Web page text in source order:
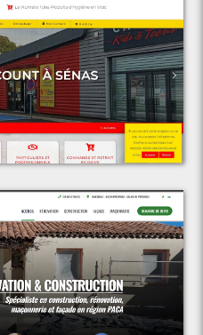
Voir le projet
Espace Discount
Voir le projet